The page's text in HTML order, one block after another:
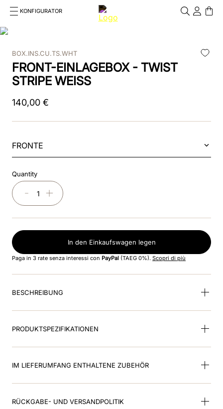
KONFIGURATOR
Cosa stai cercando?
1.smart nova
2.nova
3.reithelm
4.smart
6.
7.chromo 2
8.glänzend
BOX.INS.CU.TS.WHT
FRONT-EINLAGEBOX - TWIST
STRIPE WEISS
140,00 €
FRONTE
Quantity
＋
－
In den Einkaufswagen legen
Paga in 3 rate senza interessi con PayPal (TAEG 0%). Scopri di più
BESCHREIBUNG
PRODUKTSPEZIFIKATIONEN
IM LIEFERUMFANG ENTHALTENE ZUBEHÖR
RÜCKGABE- UND VERSANDPOLITIK